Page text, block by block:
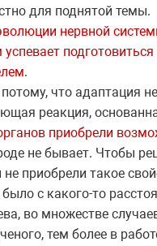
для поднятой темы.
нервной
успевает
.
что адаптация
реакция,
приобрели
не бывает. Чтобы
приобрели такое
с какого-то
во множестве
тем более в